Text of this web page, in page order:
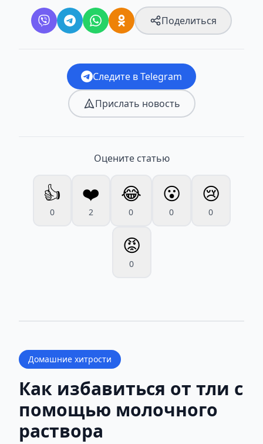
Поделиться
Следите в Telegram
Прислать новость
Оцените статью
👍
0
❤️
2
😂
0
😮
0
😢
0
😡
0
Домашние хитрости
Как избавиться от тли с
помощью молочного
раствора